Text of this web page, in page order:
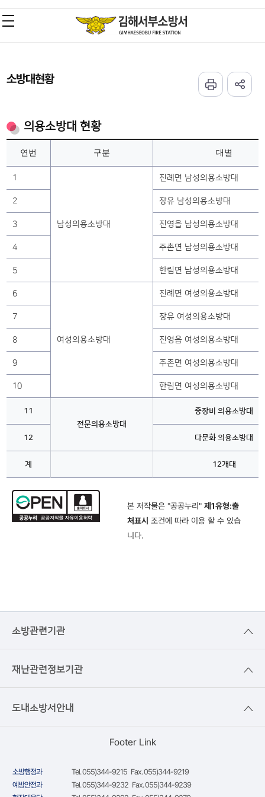
소방대현황
의용소방대 현황
연번 구분 대별
11
전문의용소방대
중장비 의용소방대
12 다문화 의용소방대
계 12개대
1
남성의용소방대
진례면 남성의용소방대
2 장유 남성의용소방대
3 진영읍 남성의용소방대
4 주촌면 남성의용소방대
5 한림면 남성의용소방대
6
여성의용소방대
진례면 여성의용소방대
7 장유 여성의용소방대
8 진영읍 여성의용소방대
9 주촌면 여성의용소방대
10 한림면 여성의용소방대
본 저작물은 "공공누리" 제1유형:출
처표시 조건에 따라 이용 할 수 있습
니다.
소방관련기관
재난관련정보기관
도내소방서안내
Footer Link
소방행정과
Tel. 055)344-9215 Fax. 055)344-9219
예방안전과
Tel. 055)344-9232 Fax. 055)344-9239